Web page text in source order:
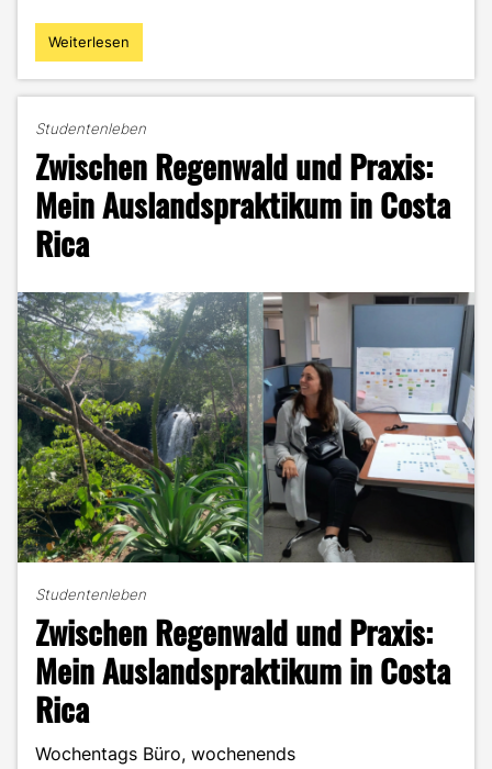
"Ein
Rezept
–
Nadjas
Weg
nach
Gengenbach"
Weiterlesen
Studentenleben
Zwischen Regenwald und Praxis:
Mein Auslandspraktikum in Costa
Rica
Studentenleben
Zwischen Regenwald und Praxis:
Mein Auslandspraktikum in Costa
Rica
Wochentags Büro, wochenends